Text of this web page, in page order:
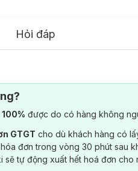
Hỏi đáp
được do có hàng không
GTGT cho dù khách hàng có
đơn trong vòng 30 phút sau
sẽ tự động xuất hết hoá đơn